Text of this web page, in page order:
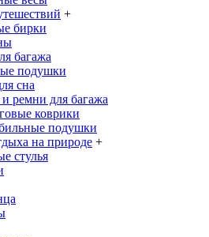
+
бирки
багажа
подушки
сна
ремни для багажа
коврики
подушки
на природе +
стулья